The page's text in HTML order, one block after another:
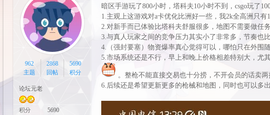
962
主题
2868
回帖
5690
积分
论坛元老
积分 5690
暗区手游玩了800小时，塔科夫10小时不到，csgo玩了
1.主观上这游戏对a卡优化比洲好一些，我2k全高洲只有
2.对新手而已体验比塔科夫舒服很多，地图不需要做任
3.与真人玩家之间的竞争压力其实小了非常多，节奏也
4.（强封要塞）物资爆率真心觉得可以，哪怕只在外围
5.市场系统还是不行，早上和晚上价格相差特别大，尤
。整枪不能直接交易也十分捞，不开会员的话卖
6.后续还是希望更新更多的枪械和地图，同时也可以多